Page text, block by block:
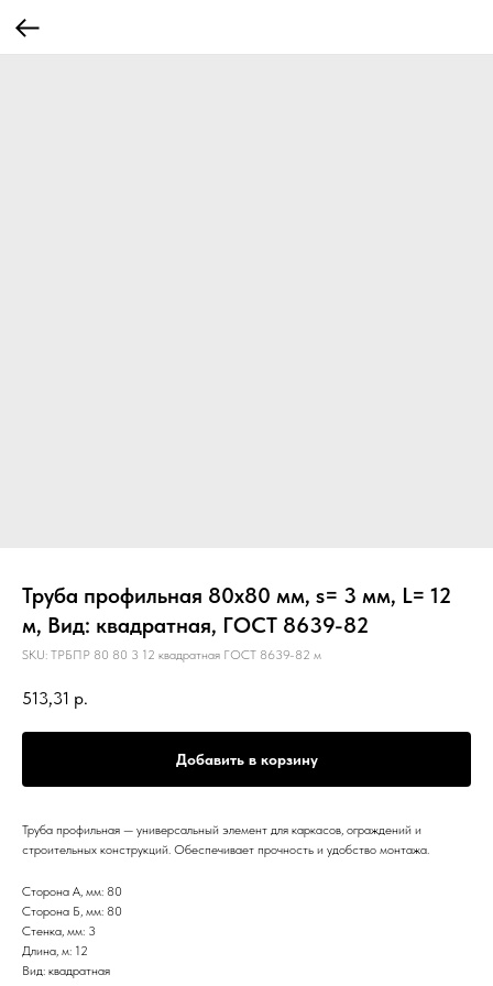
Труба профильная 80х80 мм, s= 3 мм, L= 12
м, Вид: квадратная, ГОСТ 8639-82
SKU: ТРБПР 80 80 3 12 квадратная ГОСТ 8639-82 м
513,31 р.
Добавить в корзину
Труба профильная — универсальный элемент для каркасов, ограждений и
строительных конструкций. Обеспечивает прочность и удобство монтажа.
Сторона А, мм: 80
Сторона Б, мм: 80
Стенка, мм: 3
Длина, м: 12
Вид: квадратная